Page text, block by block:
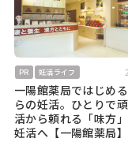
PR 妊活ライフ
一陽館薬局ではじめ
らの妊活。ひとりで
活から頼れる「味方
妊活へ【一陽館薬局】